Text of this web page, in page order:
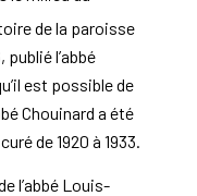
de la paroisse
, publié l’abbé
est possible de
Chouinard a été
de 1920 à 1933.
l’abbé Louis-